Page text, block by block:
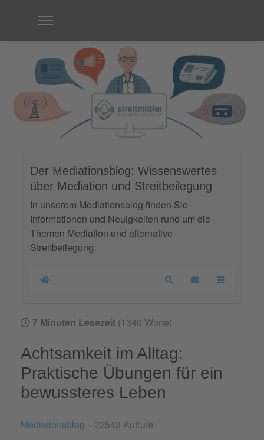
Der Mediationsblog: Wissenswertes
über Mediation und Streitbeilegung
In unserem Mediationsblog finden Sie
Informationen und Neuigkeiten rund um die
Themen Mediation und alternative
Streitbeilegung.
Home SearchUpdates
7 Minuten Lesezeit (1340 Worte)
Achtsamkeit im Alltag:
Praktische Übungen für ein
bewussteres Leben
Mediationsblog
22543 Aufrufe